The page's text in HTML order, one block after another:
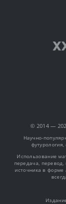
© 2014 —
Научно-
Использование
передача, перевод,
источника в форме